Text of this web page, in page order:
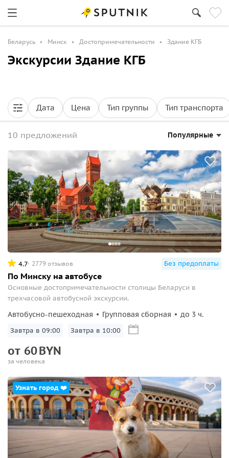
Беларусь Минск Достопримечательности Здание КГБ
Экскурсии Здание КГБ
Дата Цена Тип группы Тип транспорта
10 предложений Популярные
4.7 2779 отзывов Без предоплаты
По Минску на автобусе
Основные достопримечательности столицы Беларуси в
трехчасовой автобусной экскурсии.
Автобусно-пешеходная Групповая сборная до 3 ч.
Завтра в 09:00 Завтра в 10:00
от 60BYN
за человека
Узнать город ❤️